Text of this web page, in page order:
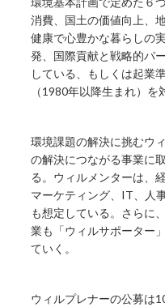
消費、国土の価値向上、
健康で心豊かな暮らしの
発、国際貢献と戦略的パ
している、もしくは起業
（1980年以降生まれ）を
環境課題の解決に挑むウ
の解決につながる事業に
る。ウィルメンターは、
マーケティング、IT、人
も想定している。さらに
業も「ウィルサポーター
ていく。
ウィルプレナーの公募は